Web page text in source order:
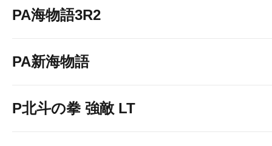
PA海物語3R2
PA新海物語
P北斗の拳 強敵 LT